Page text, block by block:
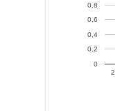
0
0,2
0,4
0,6
0,8